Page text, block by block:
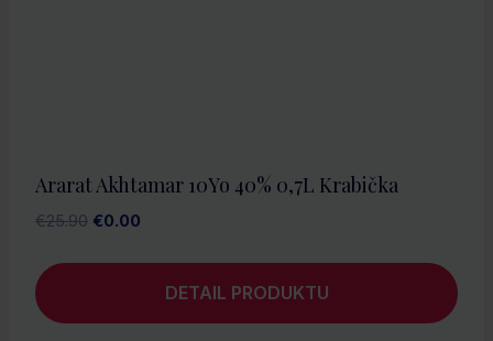
Ararat Akhtamar 10Yo 40% 0,7L Krabička
€25.90 Pôvodná
€0.00
€0.00.DETAIL PRODUKTU